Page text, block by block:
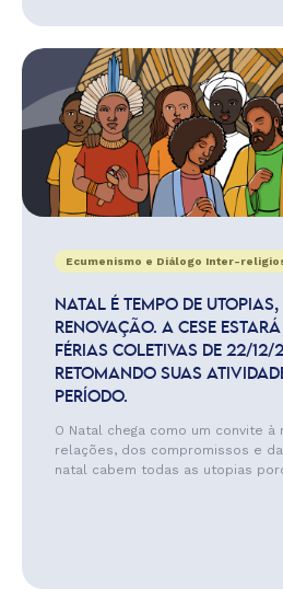
Ecumenismo e Diálogo Inter-
NATAL É TEMPO DE
RENOVAÇÃO. A CESE
FÉRIAS COLETIVAS DE 22/
RETOMANDO SUAS
PERÍODO.
O Natal chega como um convite à
relações, dos compromissos e
natal cabem todas as utopias